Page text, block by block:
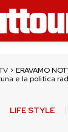
> ERAVAMO
e la politica
LIFE STYLE